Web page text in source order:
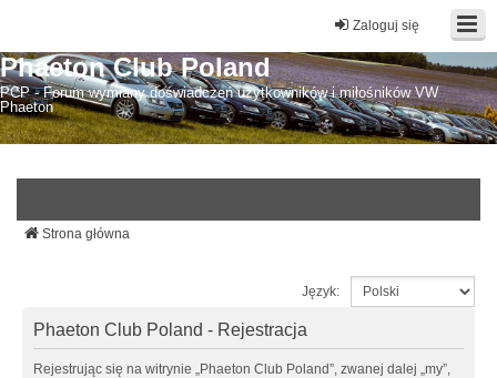
Zaloguj się
Phaeton Club Poland
PCP - Forum wymiany doświadczeń użytkowników i miłośników VW
Phaeton
Strona główna
Język:
Phaeton Club Poland - Rejestracja
Rejestrując się na witrynie „Phaeton Club Poland”, zwanej dalej „my”,